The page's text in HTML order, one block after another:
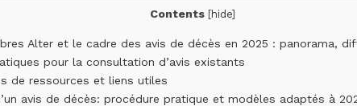
Contents [hide]
Alter et le cadre des avis de décès en 2025 : panorama,
pour la consultation d’avis existants
de ressources et liens utiles
avis de décès: procédure pratique et modèles adaptés à